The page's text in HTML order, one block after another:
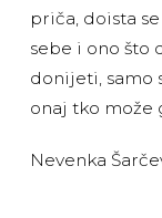
priča, doista
sebe i ono što
donijeti, samo
onaj tko može
Nevenka